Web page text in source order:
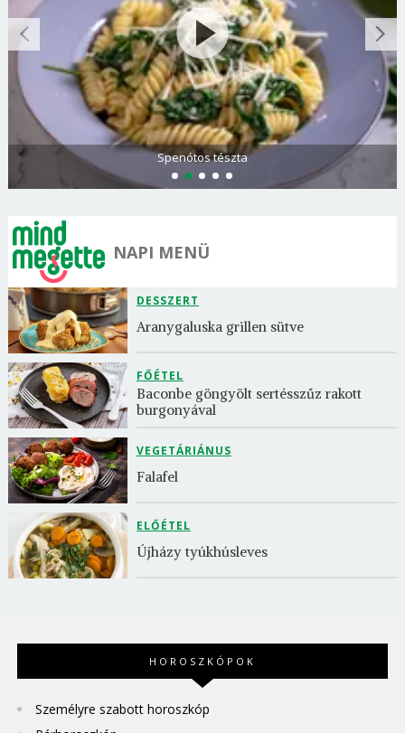
Spenótos tészta
NAPI MENÜ
DESSZERT
Aranygaluska grillen sütve
FŐÉTEL
Baconbe göngyölt sertésszűz rakott
burgonyával
VEGETÁRIÁNUS
Falafel
ELŐÉTEL
Újházy tyúkhúsleves
HOROSZKÓPOK
Személyre szabott horoszkóp